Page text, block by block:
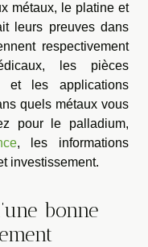
métaux, le platine et
leurs preuves dans
respectivement
les pièces
et les applications
quels métaux vous
pour le palladium,
, les informations
investissement.
bonne